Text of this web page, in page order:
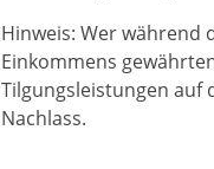
Hinweis: Wer während
Einkommens
Tilgungsleistungen auf
Nachlass.